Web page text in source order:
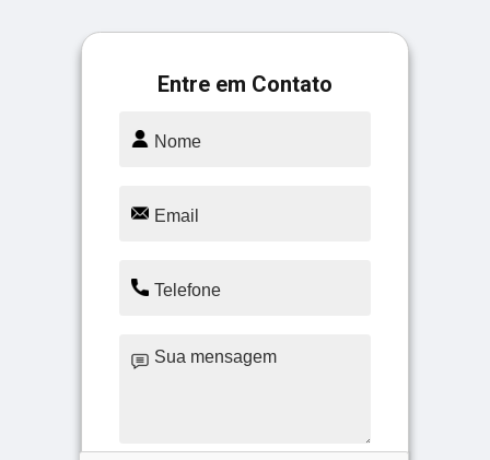
Entre em Contato